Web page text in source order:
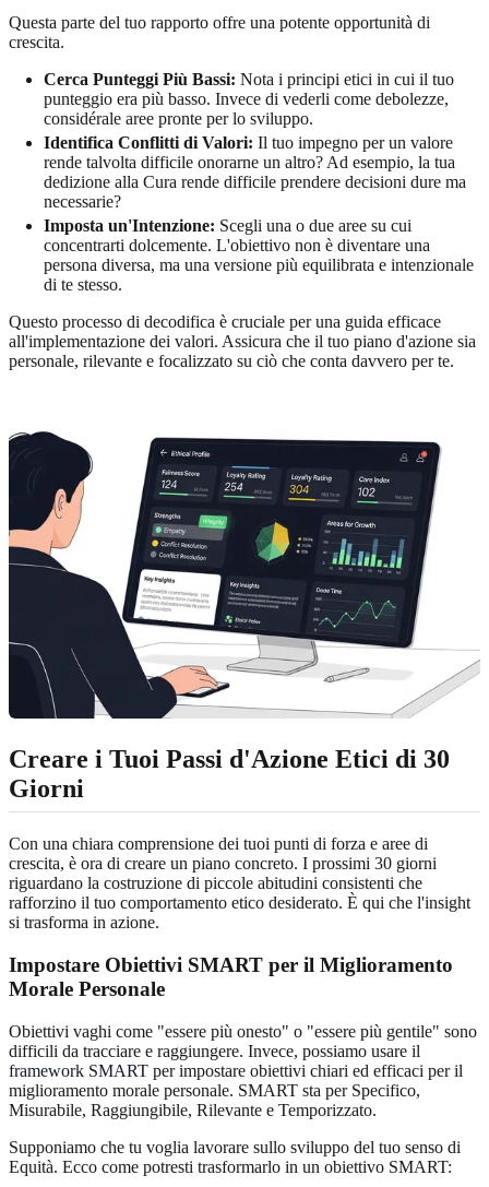
Questa parte del tuo rapporto offre una potente opportunità di
crescita.
Cerca Punteggi Più Bassi: Nota i principi etici in cui il tuo
punteggio era più basso. Invece di vederli come debolezze,
considérale aree pronte per lo sviluppo.
Identifica Conflitti di Valori: Il tuo impegno per un valore
rende talvolta difficile onorarne un altro? Ad esempio, la tua
dedizione alla Cura rende difficile prendere decisioni dure ma
necessarie?
Imposta un'Intenzione: Scegli una o due aree su cui
concentrarti dolcemente. L'obiettivo non è diventare una
persona diversa, ma una versione più equilibrata e intenzionale
di te stesso.
Questo processo di decodifica è cruciale per una guida efficace
all'implementazione dei valori. Assicura che il tuo piano d'azione sia
personale, rilevante e focalizzato su ciò che conta davvero per te.
Creare i Tuoi Passi d'Azione Etici di 30
Giorni
Con una chiara comprensione dei tuoi punti di forza e aree di
crescita, è ora di creare un piano concreto. I prossimi 30 giorni
riguardano la costruzione di piccole abitudini consistenti che
rafforzino il tuo comportamento etico desiderato. È qui che l'insight
si trasforma in azione.
Impostare Obiettivi SMART per il Miglioramento
Morale Personale
Obiettivi vaghi come "essere più onesto" o "essere più gentile" sono
difficili da tracciare e raggiungere. Invece, possiamo usare il
framework SMART per impostare obiettivi chiari ed efficaci per il
miglioramento morale personale. SMART sta per Specifico,
Misurabile, Raggiungibile, Rilevante e Temporizzato.
Supponiamo che tu voglia lavorare sullo sviluppo del tuo senso di
Equità. Ecco come potresti trasformarlo in un obiettivo SMART: